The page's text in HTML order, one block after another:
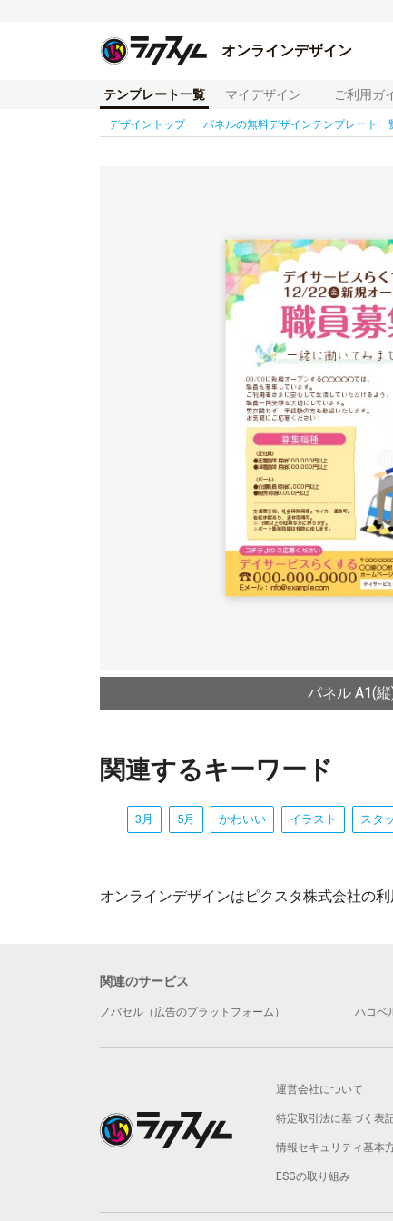
オンラインデザイン
テンプレート一覧 マイデザイン ご利用ガ
デザイントップ パネルの無料デザインテンプレート一
パネル A1(縦
関連するキーワード
3月 5月 かわいい イラスト スタ
オンラインデザインはピクスタ株式会社の
関連のサービス
ノバセル（広告のプラットフォーム） ハコベ
運営会社について
特定取引法に基づく表
情報セキュリティ基本
ESGの取り組み